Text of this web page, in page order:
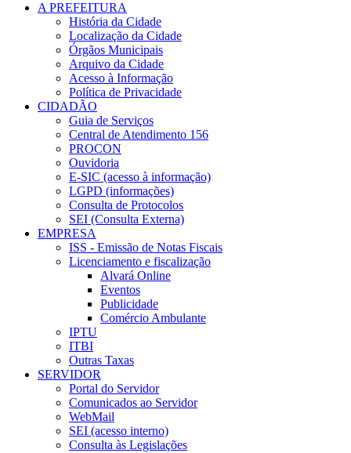
A PREFEITURA
História da Cidade
Localização da Cidade
Órgãos Municipais
Arquivo da Cidade
Acesso à Informação
Política de Privacidade
CIDADÃO
Guia de Serviços
Central de Atendimento 156
PROCON
Ouvidoria
E-SIC (acesso à informação)
LGPD (informações)
Consulta de Protocolos
SEI (Consulta Externa)
EMPRESA
ISS - Emissão de Notas Fiscais
Licenciamento e fiscalização
Alvará Online
Eventos
Publicidade
Comércio Ambulante
IPTU
ITBI
Outras Taxas
SERVIDOR
Portal do Servidor
Comunicados ao Servidor
WebMail
SEI (acesso interno)
Consulta às Legislações